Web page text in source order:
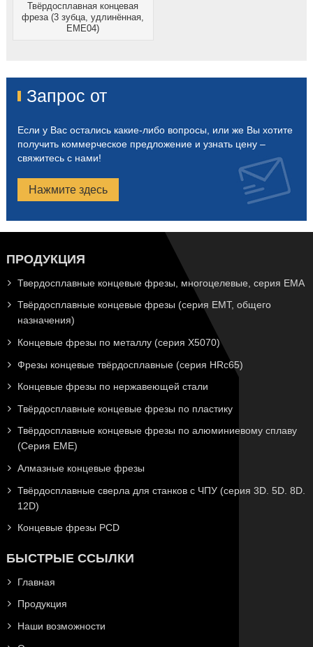
Твёрдосплавная концевая
фреза (3 зубца, удлинённая,
EME04)
Запрос от
Если у Вас остались какие-либо вопросы, или же Вы хотите
получить коммерческое предложение и узнать цену –
свяжитесь с нами!
Нажмите здесь
ПРОДУКЦИЯ
Твердосплавные концевые фрезы, многоцелевые, серия EMA
Твёрдосплавные концевые фрезы (серия EMT, общего
назначения)
Концевые фрезы по металлу (серия X5070)
Фрезы концевые твёрдосплавные (серия HRc65)
Концевые фрезы по нержавеющей стали
Твёрдосплавные концевые фрезы по пластику
Твёрдосплавные концевые фрезы по алюминиевому сплаву
(Серия EME)
Алмазные концевые фрезы
Твёрдосплавные сверла для станков с ЧПУ (серия 3D. 5D. 8D.
12D)
Концевые фрезы PCD
БЫСТРЫЕ ССЫЛКИ
Главная
Продукция
Наши возможности